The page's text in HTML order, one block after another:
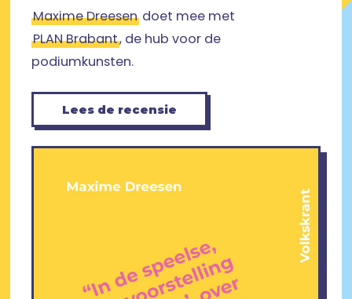
Maxime Dreesendoet mee met
PLAN Brabant, de hub voor de
podiumkunsten.
Lees de recensie